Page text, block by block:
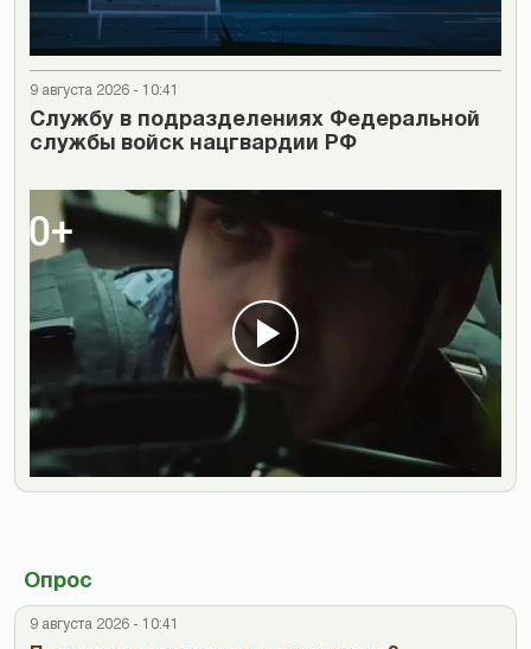
9 августа 2026 - 10:41
Cлужбу в подразделениях Федеральной
службы войск нацгвардии РФ
Опрос
9 августа 2026 - 10:41